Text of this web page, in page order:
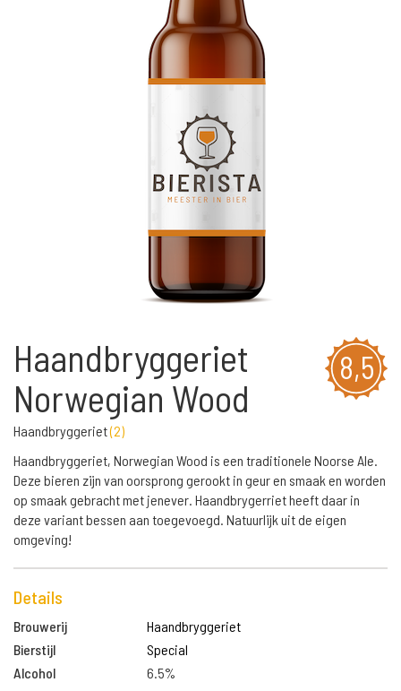
8,5
Haandbryggeriet
Norwegian Wood
Haandbryggeriet(2)
Haandbryggeriet, Norwegian Wood is een traditionele Noorse Ale.
Deze bieren zijn van oorsprong gerookt in geur en smaak en worden
op smaak gebracht met jenever. Haandbrygerriet heeft daar in
deze variant bessen aan toegevoegd. Natuurlijk uit de eigen
omgeving!
Details
Brouwerij
Haandbryggeriet
Bierstijl
Special
Alcohol
6.5%